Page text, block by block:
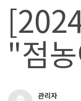
"점
관리자